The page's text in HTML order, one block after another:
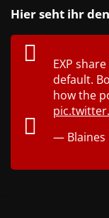
Hier seht ihr
EXP
default.
how the
— Blaines